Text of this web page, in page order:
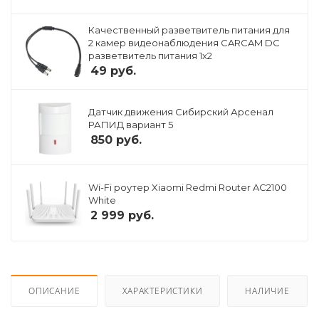
Качественный разветвитель питания для
2 камер видеонаблюдения CARCAM DC
разветвитель питания 1x2
49 руб.
Датчик движения Сибирский Арсенал
РАПИД вариант 5
850 руб.
Wi-Fi роутер Xiaomi Redmi Router AC2100
White
2 999 руб.
ОПИСАНИЕ ХАРАКТЕРИСТИКИ НАЛИЧИЕ